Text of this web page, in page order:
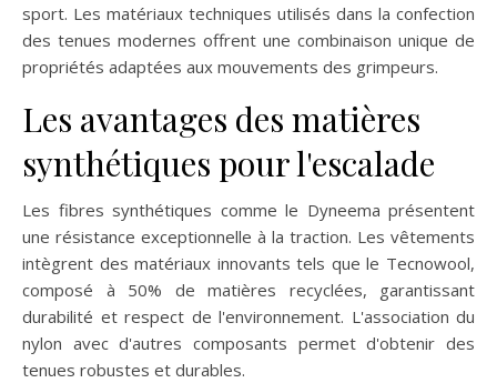
sport. Les matériaux techniques utilisés dans la confection
des tenues modernes offrent une combinaison unique de
propriétés adaptées aux mouvements des grimpeurs.
Les avantages des matières
synthétiques pour l'escalade
Les fibres synthétiques comme le Dyneema présentent
une résistance exceptionnelle à la traction. Les vêtements
intègrent des matériaux innovants tels que le Tecnowool,
composé à 50% de matières recyclées, garantissant
durabilité et respect de l'environnement. L'association du
nylon avec d'autres composants permet d'obtenir des
tenues robustes et durables.